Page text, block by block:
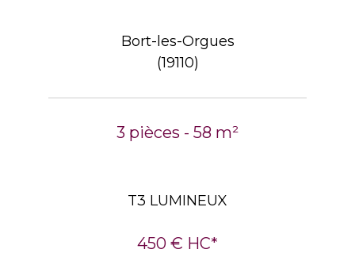
Bort-les-Orgues
(19110)
3 pièces - 58 m²
T3 LUMINEUX
450 € HC*